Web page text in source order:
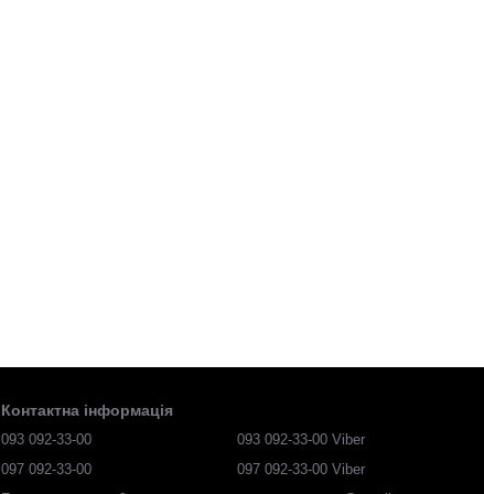
Контактна інформація
093 092-33-00
097 092-33-00
093 092-33-00 Viber
097 092-33-00 Viber